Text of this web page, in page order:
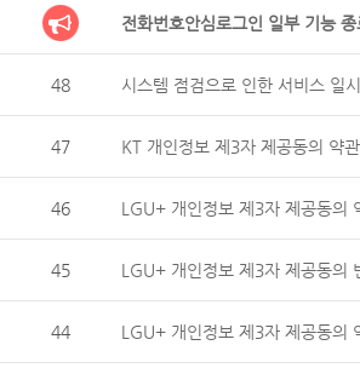
전화번호안심로그인 일부 기능 종
48 시스템 점검으로 인한 서비스 일
47 KT 개인정보 제3자 제공동의 약
46 LGU+ 개인정보 제3자 제공동
45 LGU+ 개인정보 제3자 제공동의
44 LGU+ 개인정보 제3자 제공동